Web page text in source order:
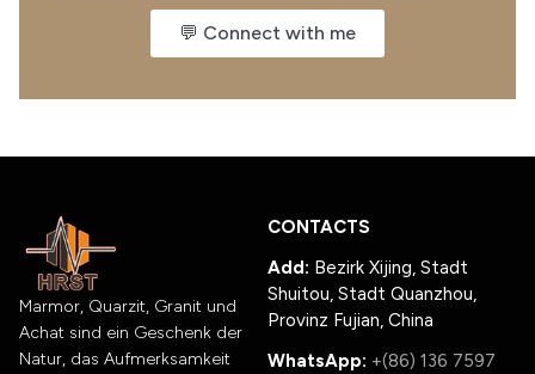
💬 Connect with me
Marmor, Quarzit, Granit und
Achat sind ein Geschenk der
Natur, das Aufmerksamkeit
CONTACTS
Add: Bezirk Xijing, Stadt
Shuitou, Stadt Quanzhou,
Provinz Fujian, China
WhatsApp: +(86) 136 7597